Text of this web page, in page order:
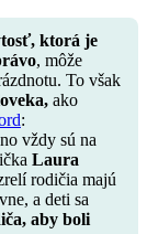
ktorá je
, môže
To však
ako
:
vždy sú na
Laura
rodičia majú
a deti sa
aby boli